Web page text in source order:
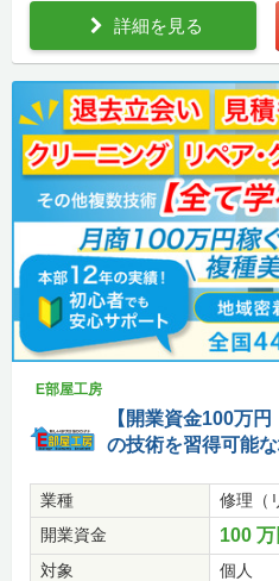
詳細を見る
E部屋工房
【開業資金100万
の技術を習得可能
業種
修理（
開業資金
100 万
対象 個人